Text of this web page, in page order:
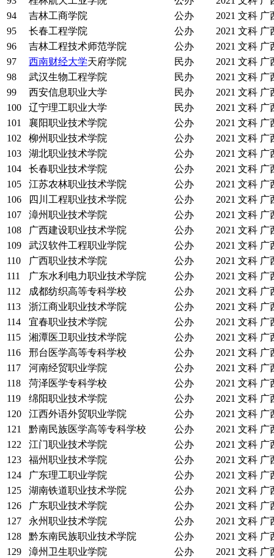
94
吉林工商学院 公办 2021 文科 广
95
长春工程学院 公办 2021 文科 广
96
吉林工程技术师范学院 公办 2021 文科 广
97
西南财经大学天府学院 民办 2021 文科 广
98
武汉生物工程学院 民办 2021 文科 广
99
西安信息职业大学 民办 2021 文科 广
100
辽宁理工职业大学 民办 2021 文科 广
101
襄阳职业技术学院 公办 2021 文科 广
102
柳州职业技术学院 公办 2021 文科 广
103
湖北职业技术学院 公办 2021 文科 广
104
长春职业技术学院 公办 2021 文科 广
105
江苏农林职业技术学院 公办 2021 文科 广
106
四川工程职业技术学院 公办 2021 文科 广
107
漳州职业技术学院 公办 2021 文科 广
108
广西建设职业技术学院 公办 2021 文科 广
109
武汉软件工程职业学院 公办 2021 文科 广
110
广西职业技术学院 公办 2021 文科 广
111
广东水利电力职业技术学院 公办 2021 文科 广
112
成都纺织高等专科学校 公办 2021 文科 广
113
浙江商业职业技术学院 公办 2021 文科 广
114
宜春职业技术学院 公办 2021 文科 广
115
湘潭医卫职业技术学院 公办 2021 文科 广
116
邢台医学高等专科学校 公办 2021 文科 广
117
河南经贸职业学院 公办 2021 文科 广
118
菏泽医学专科学校 公办 2021 文科 广
119
绵阳职业技术学院 公办 2021 文科 广
120
江西外语外贸职业学院 公办 2021 文科 广
121
黔南民族医学高等专科学校 公办 2021 文科 广
122
江门职业技术学院 公办 2021 文科 广
123
福州职业技术学院 公办 2021 文科 广
124
广东理工职业学院 公办 2021 文科 广
125
湖南铁道职业技术学院 公办 2021 文科 广
126
广东职业技术学院 公办 2021 文科 广
127
永州职业技术学院 公办 2021 文科 广
128
黔东南民族职业技术学院 公办 2021 文科 广
129
漳州卫生职业学院 公办 2021 文科 广